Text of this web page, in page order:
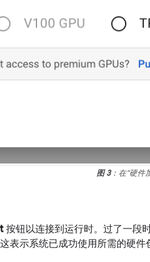
图 3：在“硬件
按钮以连接到运行时。过了一段
表示系统已成功使用所需的硬件